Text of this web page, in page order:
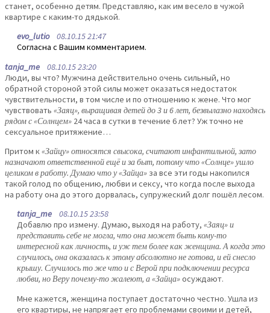
станет, особенно детям. Представляю, как им весело в чужой
квартире с каким-то дядькой.
evo_lutio08.10.15 21:47
Согласна с Вашим комментарием.
tanja_me 08.10.15 23:20
Люди, вы что? Мужчина действительно очень сильный, но
обратной стороной этой силы может оказаться недостаток
чувствительности, в том числе и по отношению к жене. Что мог
чувствовать «Заяц», выращивая детей до 3 и 6 лет, безвылазно находясь
рядом с «Солнцем» 24 часа в сутки в течение 6 лет? Уж точно не
сексуальное притяжение…
Притом к«Зайцу» относятся свысока, считают инфантильной, зато
назначают ответственной ещё и за быт, потому что «Солнце» ушло
целиком в работу. Думаю что у «Зайца» за все эти годы накопился
такой голод по общению, любви и сексу, что когда после выхода
на работу она до этого дорвалась, супружеский долг пошёл лесом.
tanja_me 08.10.15 23:58
Добавлю про измену. Думаю, выходя на работу, «Заяц» и
представить себе не могла, что она может быть кому-то
интересной как личность, и уж тем более как женщина. А когда это
случилось, она оказалась к этому абсолютно не готова, и ей снесло
крышу. Случилось то же что и с Верой при подключении ресурса
любви, но Веру почему-то жалеют, а «Зайца»осуждают.
Мне кажется, женщина поступает достаточно честно. Ушла из
его квартиры, не напрягает его проблемами своими и детей,